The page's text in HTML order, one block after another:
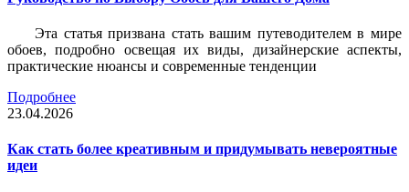
Эта статья призвана стать вашим путеводителем в мире
обоев, подробно освещая их виды, дизайнерские аспекты,
практические нюансы и современные тенденции
Подробнее
23.04.2026
Как стать более креативным и придумывать невероятные
идеи